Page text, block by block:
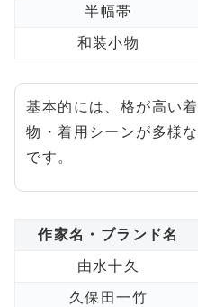
半幅帯
和装小物
基本的には、格が高い
物・着用シーンが多様
です。
作家名・ブランド名
由水十久
久保田一竹